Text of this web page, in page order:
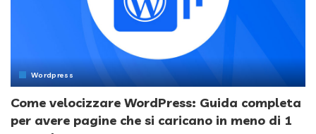
Wordpress
Come velocizzare WordPress: Guida completa
per avere pagine che si caricano in meno di 1